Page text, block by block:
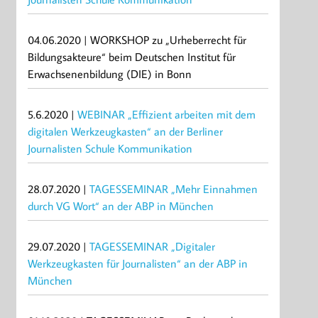
04.06.2020 | WORKSHOP zu „Urheberrecht für
Bildungsakteure“ beim Deutschen Institut für
Erwachsenenbildung (DIE) in Bonn
5.6.2020 |WEBINAR „Effizient arbeiten mit dem
digitalen Werkzeugkasten“ an der Berliner
Journalisten Schule Kommunikation
28.07.2020 |TAGESSEMINAR „Mehr Einnahmen
durch VG Wort“ an der ABP in München
29.07.2020 |TAGESSEMINAR „Digitaler
Werkzeugkasten für Journalisten“ an der ABP in
München